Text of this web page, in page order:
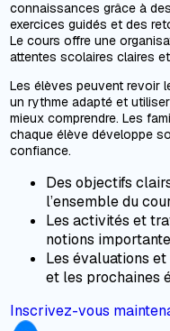
connaissances grâce à
exercices guidés et des
Le cours offre une
attentes scolaires claires
Les élèves peuvent revoir
un rythme adapté et
mieux comprendre. Les
chaque élève développe
confiance.
Des objectifs
l’ensemble du
Les activités et
notions
Les évaluations
et les prochaines
Inscrivez-vous